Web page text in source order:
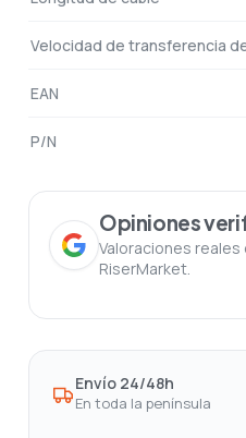
Velocidad de transferencia
EAN
P/N
Opiniones
Valoraciones
RiserMarket.
Envío 24/48h
En toda la península